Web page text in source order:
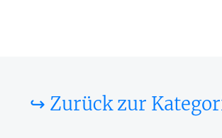
↪ Zurück zur